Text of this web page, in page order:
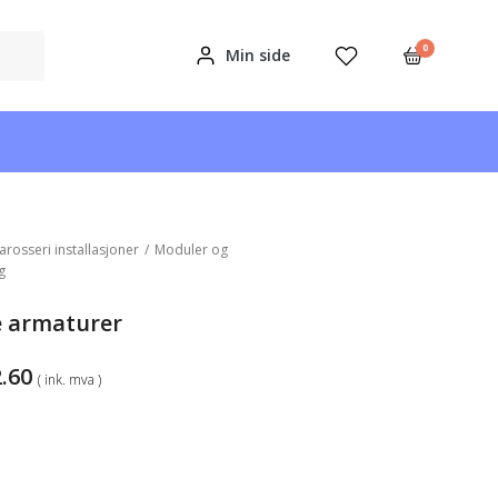
Min side 0
installasjoner / Moduler og
armaturer
Prisområde:
kr12.16
( ink. mva )